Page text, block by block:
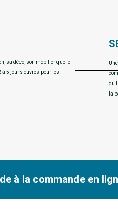
sa déco, son mobilier que le
5 jours ouvrés pour les
du
la
à la commande en